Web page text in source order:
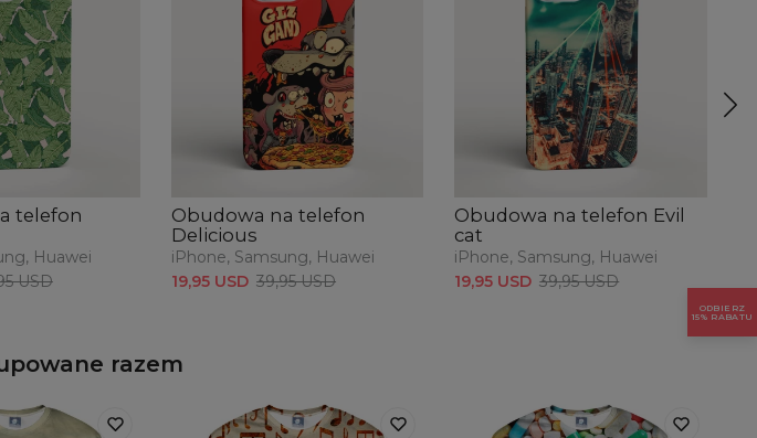
telefon
Huawei
USD
Obudowa na telefon
Delicious
iPhone, Samsung, Huawei
19,95 USD 39,95 USD
Obudowa na telefon Evil
cat
iPhone, Samsung, Huawei
19,95 USD 39,95 USD
razem
ODBIERZ
15% RABATU